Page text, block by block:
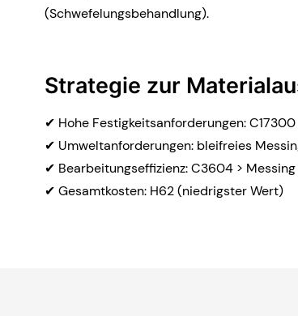
(Schwefelungsbehandlung).
Strategie zur
✔ Hohe Festigkeitsanforderungen:
✔ Umweltanforderungen: bleifreies
✔ Bearbeitungseffizienz: C3604 >
✔ Gesamtkosten: H62 (niedrigster Wert)